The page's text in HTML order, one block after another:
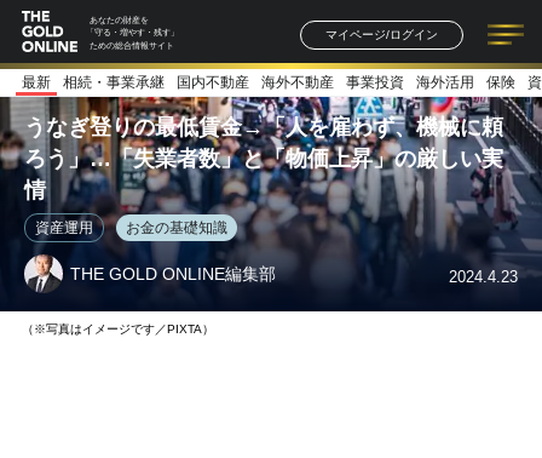
あなたの財産を
「守る・増やす・残す」
ための総合情報サイト
マイページ/ログイン
記事一覧 連載一覧
著者一覧 書籍一覧
最新 相続・事業承継 国内不動産 海外不動産 事業投資 海外活用 保険
うなぎ登りの最低賃金→「人を雇わず、機械に頼
ろう」…「失業者数」と「物価上昇」の厳しい実
情
資産運用 お金の基礎知識
THE GOLD ONLINE編集部 2024.4.23
（※写真はイメージです／PIXTA）